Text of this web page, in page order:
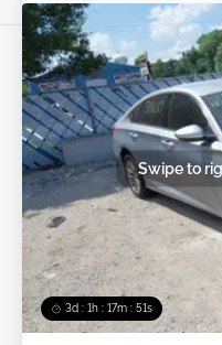
3d : 1h : 17m : 48s
Swipe to